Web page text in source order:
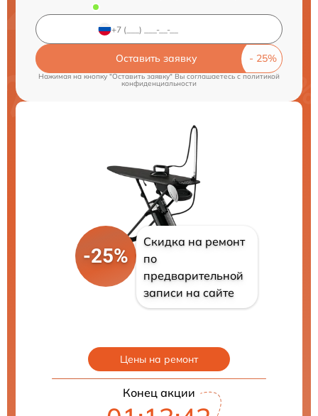
Оставить заявку
Нажимая на кнопку "Оставить заявку" Вы соглашаетесь cполитикой
конфиденциальности
-25%
Скидка на ремонт
по
предварительной
записи на сайте
Цены на ремонт
Конец акции